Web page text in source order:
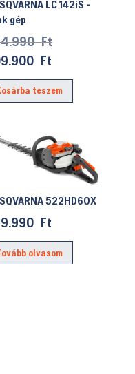
LC 142iS -
gép
FtOriginal
was:
234.990 Ft.
Ft
price
is:
teszem
522HD60X
Ft
olvasom